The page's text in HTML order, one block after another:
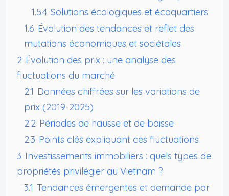
1.5.4 Solutions écologiques et écoquartiers
1.6 Évolution des tendances et reflet des
mutations économiques et sociétales
2 Évolution des prix : une analyse des
fluctuations du marché
2.1 Données chiffrées sur les variations de
prix (2019-2025)
2.2 Périodes de hausse et de baisse
2.3 Points clés expliquant ces fluctuations
3 Investissements immobiliers : quels types de
propriétés privilégier au Vietnam ?
3.1 Tendances émergentes et demande par